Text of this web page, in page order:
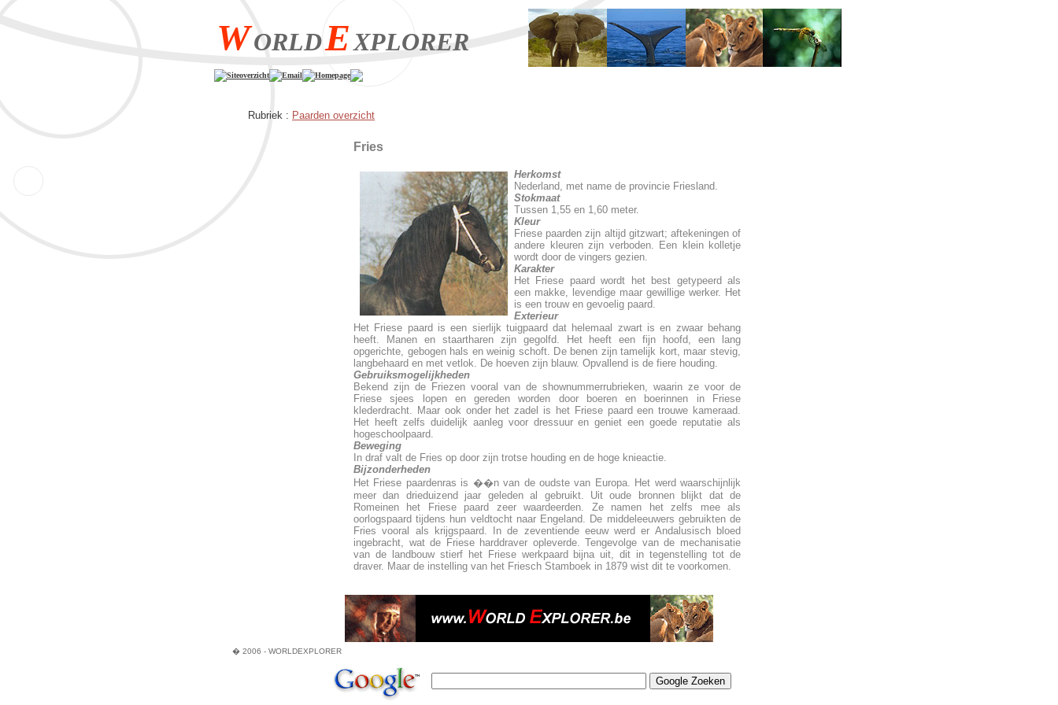
WORLDEXPLORER
Siteoverzicht Email Homepage
Rubriek : Paarden overzicht
Fries
Herkomst
Nederland, met name de provincie Friesland.
Stokmaat
Tussen 1,55 en 1,60 meter.
Kleur
Friese paarden zijn altijd gitzwart; aftekeningen of
andere kleuren zijn verboden. Een klein kolletje
wordt door de vingers gezien.
Karakter
Het Friese paard wordt het best getypeerd als
een makke, levendige maar gewillige werker. Het
is een trouw en gevoelig paard.
Exterieur
Het Friese paard is een sierlijk tuigpaard dat helemaal zwart is en zwaar behang
heeft. Manen en staartharen zijn gegolfd. Het heeft een fijn hoofd, een lang
opgerichte, gebogen hals en weinig schoft. De benen zijn tamelijk kort, maar stevig,
langbehaard en met vetlok. De hoeven zijn blauw. Opvallend is de fiere houding.
Gebruiksmogelijkheden
Bekend zijn de Friezen vooral van de shownummerrubrieken, waarin ze voor de
Friese sjees lopen en gereden worden door boeren en boerinnen in Friese
klederdracht. Maar ook onder het zadel is het Friese paard een trouwe kameraad.
Het heeft zelfs duidelijk aanleg voor dressuur en geniet een goede reputatie als
hogeschoolpaard.
Beweging
In draf valt de Fries op door zijn trotse houding en de hoge knieactie.
Bijzonderheden
Het Friese paardenras is ��n van de oudste van Europa. Het werd waarschijnlijk
meer dan drieduizend jaar geleden al gebruikt. Uit oude bronnen blijkt dat de
Romeinen het Friese paard zeer waardeerden. Ze namen het zelfs mee als
oorlogspaard tijdens hun veldtocht naar Engeland. De middeleeuwers gebruikten de
Fries vooral als krijgspaard. In de zeventiende eeuw werd er Andalusisch bloed
ingebracht, wat de Friese harddraver opleverde. Tengevolge van de mechanisatie
van de landbouw stierf het Friese werkpaard bijna uit, dit in tegenstelling tot de
draver. Maar de instelling van het Friesch Stamboek in 1879 wist dit te voorkomen.
� 2006 - WORLDEXPLORER